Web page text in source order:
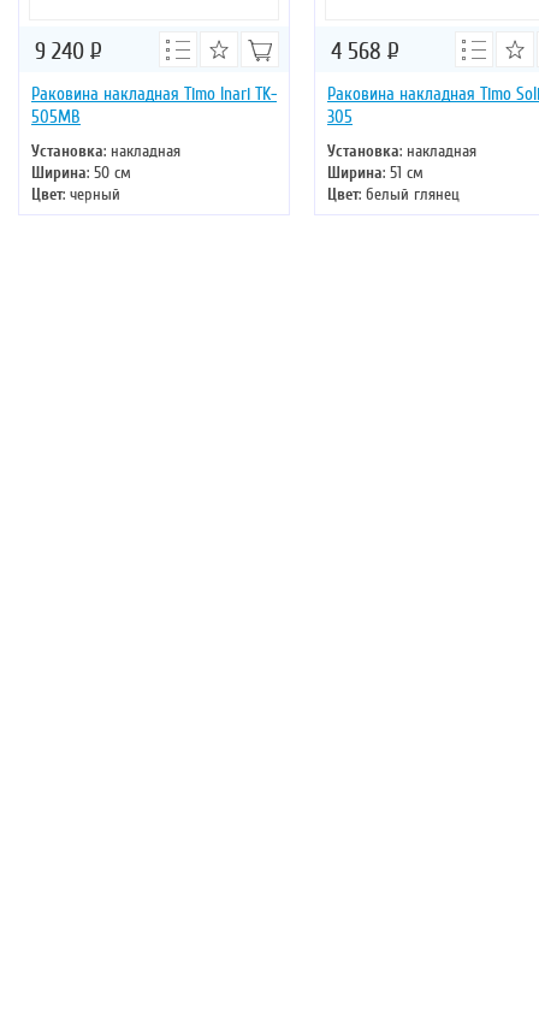
Раковина накладная Timo Inari TK-
505МВ
Установка: накладная
Ширина: 50 см
Цвет: черный
Форма: прямоугольная, округлая
9 240 Р
Раковина накладная Timo
305
Установка: накладная
Ширина: 51 см
Цвет: белый глянец
Форма: прямоугольная
4 568 Р